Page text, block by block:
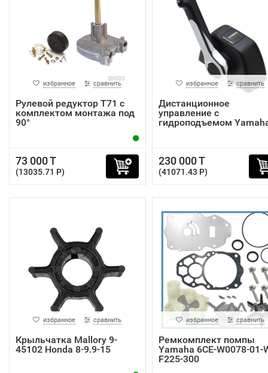
избранное сравнить
Рулевой редуктор T71 с
комплектом монтажа под
90°
73 000 T
(13035.71 P)
избранное сравнить
Дистанционное
управление с
гидроподъемом
230 000 T
(41071.43 P)
избранное сравнить
Крыльчатка Mallory 9-
45102 Honda 8-9.9-15
избранное сравнить
Ремкомплект помпы
Yamaha 6CE-W0078-01-
F225-300